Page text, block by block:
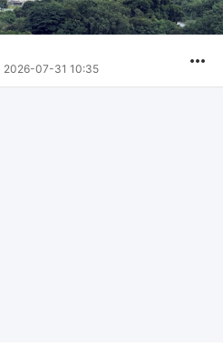
2026-07-31 10:35